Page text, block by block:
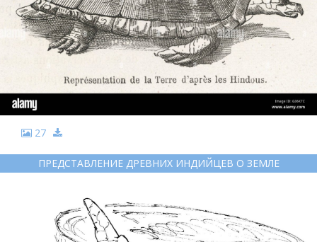
27
ПРЕДСТАВЛЕНИЕ ДРЕВНИХ ИНДИЙЦЕВ О ЗЕМЛЕ